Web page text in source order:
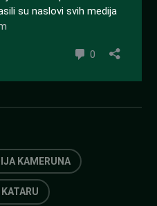
KAMERUNA